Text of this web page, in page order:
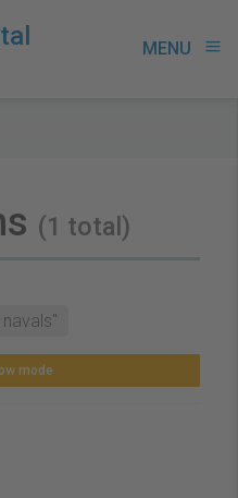
MENU menu
(1 total)
mode